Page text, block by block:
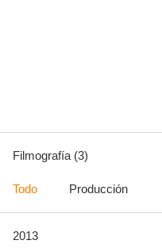
Filmografía (3)
Todo Producción
2013